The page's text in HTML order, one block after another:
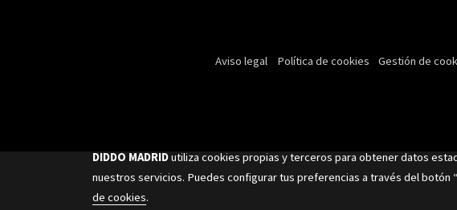
Aviso legal Política de cookies Gestión de
DIDDO MADRIDutiliza cookies propias y terceros para obtener datos
nuestros servicios. Puedes configurar tus preferencias a través del botón
de cookies.